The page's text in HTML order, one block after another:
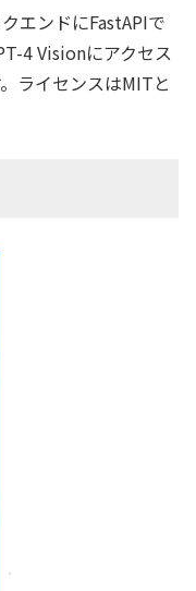
エンドにFastAPIで
4 Visionにアクセス
ライセンスはMITと